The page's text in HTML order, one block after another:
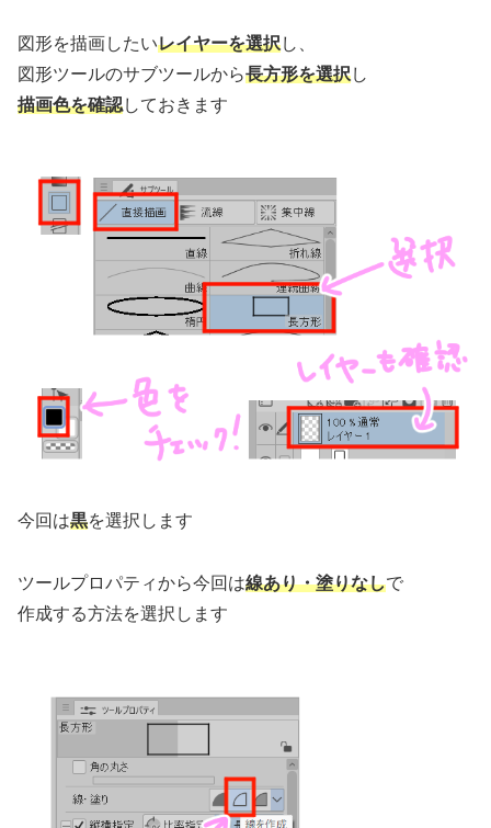
図形を描画したいレイヤーを選択し、
図形ツールのサブツールから長方形を選択し
描画色を確認しておきます
今回は黒を選択します
ツールプロパティから今回は線あり・塗りなしで
作成する方法を選択します